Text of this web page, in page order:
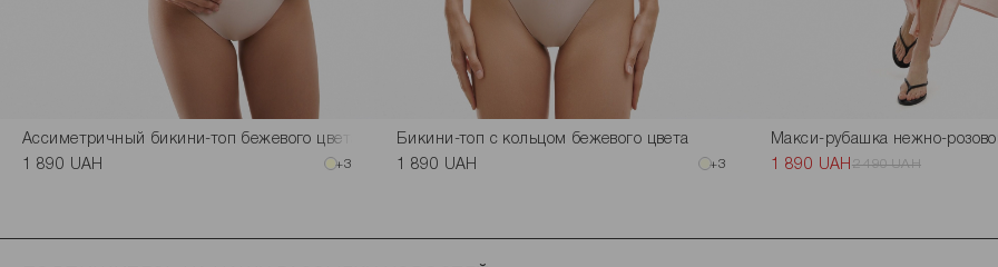
Ассиметричный бикини-топ бежевого цвета
1 890 UAH
+3
Бикини-топ с кольцом бежевого цвета
1 890 UAH
+3
Макси-рубашка нежно-
1 890 UAH 2 490 UAH